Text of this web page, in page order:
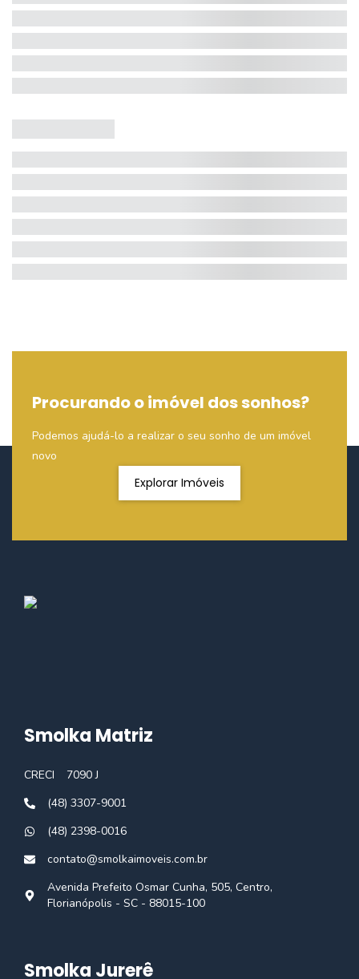
Procurando o imóvel dos sonhos?
Podemos ajudá-lo a realizar o seu sonho de um imóvel
novo
Explorar Imóveis
Smolka Matriz
CRECI
7090 J
(48) 3307-9001
(48) 2398-0016
contato@smolkaimoveis.com.br
Avenida Prefeito Osmar Cunha, 505, Centro,
Florianópolis - SC - 88015-100
Smolka Jurerê